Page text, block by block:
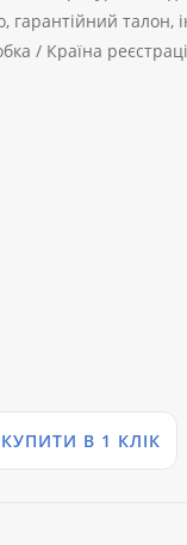
гарантійний талон,
/ Країна
КУПИТИ В 1 КЛІК